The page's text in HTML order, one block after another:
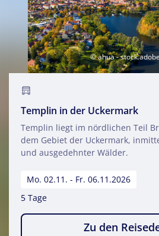
© ahua -
Templin in der Uckermark
Templin liegt im nördlichen Teil
dem Gebiet der Uckermark,
und ausgedehnter Wälder.
Mo. 02.11. - Fr. 06.11.2026
5 Tage
Zu den